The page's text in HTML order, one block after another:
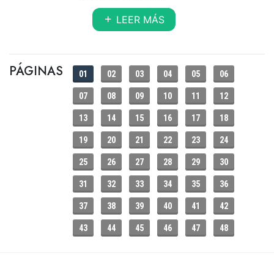
LEER MÁS
PÁGINAS 01 02 03 04 05 06
07 08 09 10 11 12
13 14 15 16 17 18
19 20 21 22 23 24
25 26 27 28 29 30
31 32 33 34 35 36
37 38 39 40 41 42
43 44 45 46 47 48